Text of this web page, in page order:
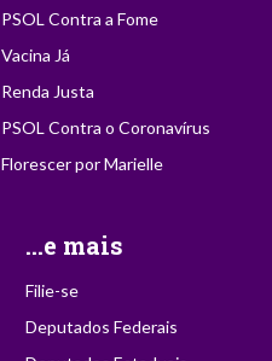
PSOL Contra a Fome
Vacina Já
Renda Justa
PSOL Contra o Coronavírus
Florescer por Marielle
...e mais
Filie-se
Deputados Federais